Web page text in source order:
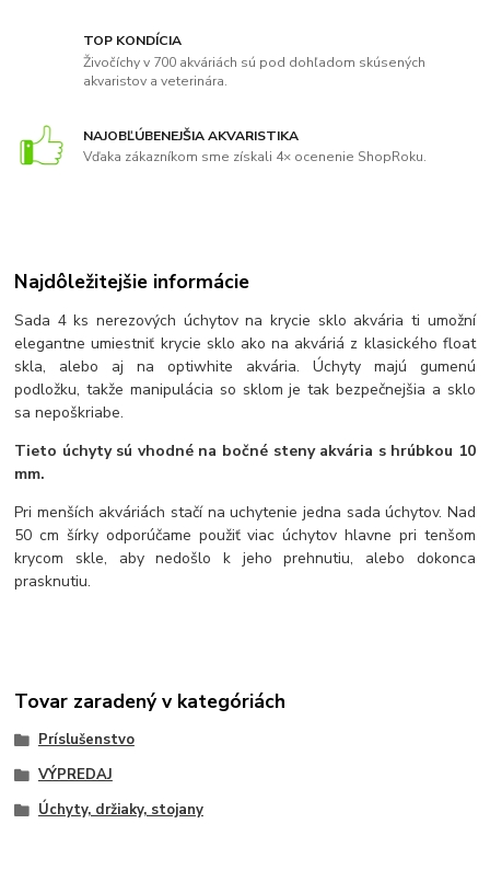
TOP KONDÍCIA
Živočíchy v 700 akváriách sú pod dohľadom skúsených
akvaristov a veterinára.
NAJOBĽÚBENEJŠIA AKVARISTIKA
Vďaka zákazníkom sme získali 4× ocenenie ShopRoku.
Najdôležitejšie informácie
Sada 4 ks nerezových úchytov na krycie sklo akvária ti umožní
elegantne umiestniť krycie sklo ako na akváriá z klasického float
skla, alebo aj na optiwhite akvária. Úchyty majú gumenú
podložku, takže manipulácia so sklom je tak bezpečnejšia a sklo
sa nepoškriabe.
Tieto úchyty sú vhodné na bočné steny akvária s hrúbkou 10
mm.
Pri menších akváriách stačí na uchytenie jedna sada úchytov. Nad
50 cm šírky odporúčame použiť viac úchytov hlavne pri tenšom
krycom skle, aby nedošlo k jeho prehnutiu, alebo dokonca
prasknutiu.
Tovar zaradený v kategóriách
Príslušenstvo
VÝPREDAJ
Úchyty, držiaky, stojany